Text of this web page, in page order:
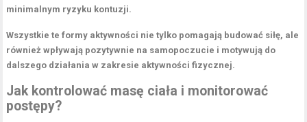
minimalnym ryzyku kontuzji.
Wszystkie te formy aktywności nie tylko pomagają budować siłę, ale
również wpływają pozytywnie na samopoczucie i motywują do
dalszego działania w zakresie aktywności fizycznej.
Jak kontrolować masę ciała i monitorować
postępy?